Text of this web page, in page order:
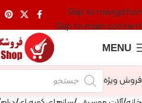
Skip to navigation
Skip to main content
MENU
فروش ویژه